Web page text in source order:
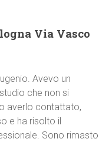
Via Vasco
Avevo un
che non si
averlo contattato,
e ha risolto il
Sono rimasto